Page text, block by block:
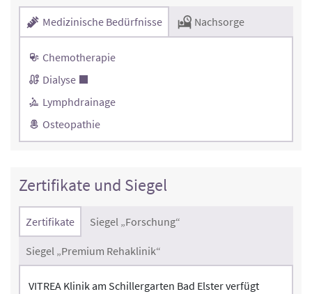
Medizinische Bedürfnisse Nachsorge
Chemotherapie
Dialyse
Lymphdrainage
Osteopathie
Zertifikate und Siegel
Zertifikate Siegel „Forschung“
Siegel „Premium Rehaklinik“
VITREA Klinik am Schillergarten Bad Elster verfügt